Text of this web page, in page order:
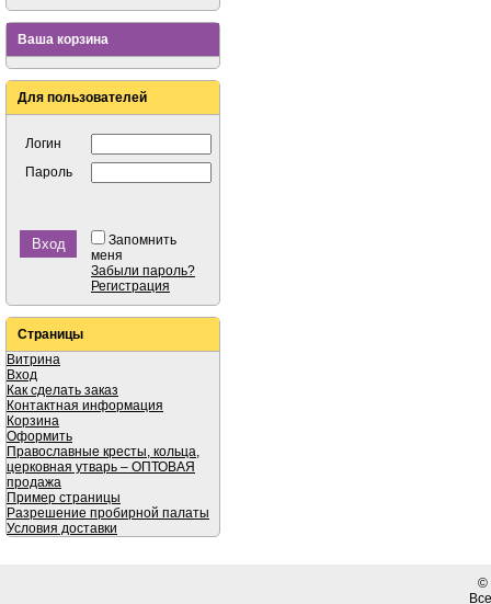
Ваша корзина
Для пользователей
Логин
Пароль
Запомнить
меня
Забыли пароль?
Регистрация
Страницы
Витрина
Вход
Как сделать заказ
Контактная информация
Корзина
Оформить
Православные кресты, кольца,
церковная утварь – ОПТОВАЯ
продажа
Пример страницы
Разрешение пробирной палаты
Условия доставки
©